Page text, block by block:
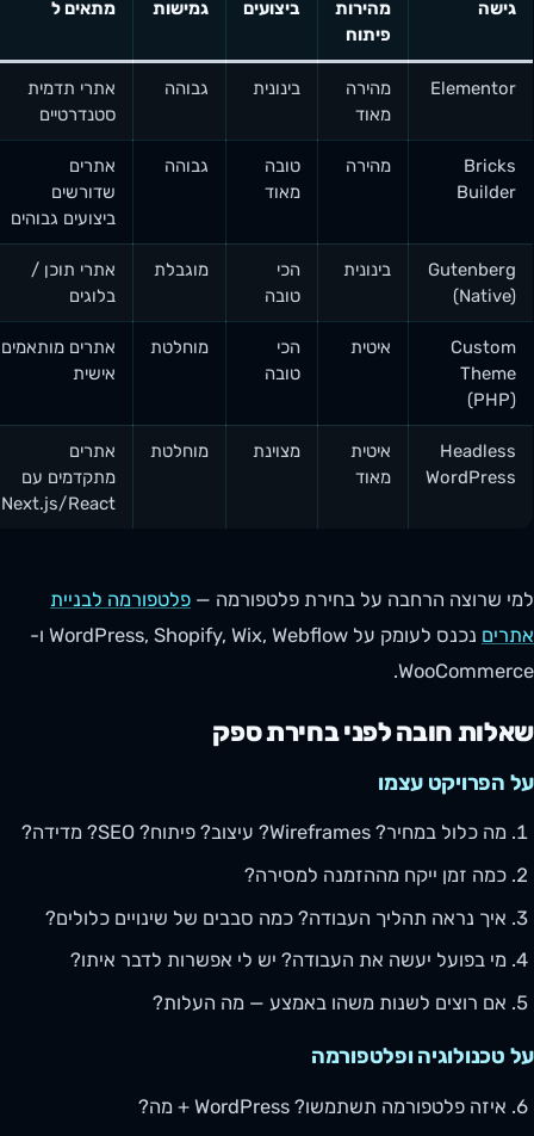
גישה
מהירות
פיתוח
ביצועים גמישות מתאים ל
Elementor
מהירה
מאוד
בינונית גבוהה
אתרי תדמית
סטנדרטיים
Bricks
Builder
מהירה
טובה
מאוד
גבוהה
אתרים
שדורשים
ביצועים גבוהים
Gutenberg
(Native)
בינונית
הכי
טובה
מוגבלת
אתרי תוכן /
בלוגים
Custom
Theme
(PHP)
איטית
הכי
טובה
מוחלטת
אתרים מותאמים
אישית
Headless
WordPress
איטית
מאוד
מצוינת מוחלטת
אתרים
מתקדמים עם
Next.js/React
למי שרוצה הרחבה על בחירת פלטפורמה — פלטפורמה לבניית
אתרים
נכנס לעומק על WordPress, Shopify, Wix, Webflow ו-
WooCommerce.
שאלות חובה לפני בחירת ספק
על הפרויקט עצמו
מה כלול במחיר? Wireframes? עיצוב? פיתוח? SEO? מדידה?
כמה זמן ייקח מההזמנה למסירה?
איך נראה תהליך העבודה? כמה סבבים של שינויים כלולים?
מי בפועל יעשה את העבודה? יש לי אפשרות לדבר איתו?
אם רוצים לשנות משהו באמצע — מה העלות?
על טכנולוגיה ופלטפורמה
איזה פלטפורמה תשתמשו? WordPress + מה?